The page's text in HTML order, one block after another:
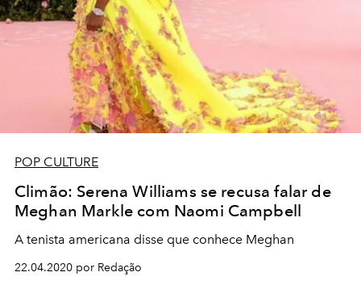
POP CULTURE
Climão: Serena Williams se recusa falar de
Meghan Markle com Naomi Campbell
A tenista americana disse que conhece Meghan
22.04.2020 por Redação